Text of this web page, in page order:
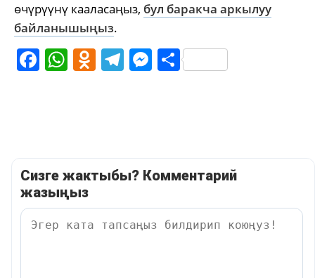
өчүрүүнү кааласаңыз, бул баракча аркылуу
байланышыңыз.
Facebook
WhatsApp
Odnoklassniki
Telegram
Messenger
Share
Сизге жактыбы? Комментарий
жазыңыз